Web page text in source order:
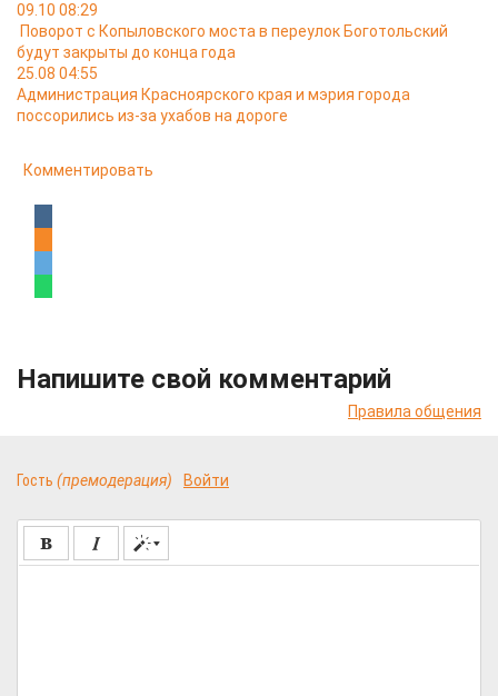
09.10 08:29
Поворот с Копыловского моста в переулок Боготольский
будут закрыты до конца года
25.08 04:55
Администрация Красноярского края и мэрия города
поссорились из-за ухабов на дороге
Комментировать
Напишите свой комментарий
Правила общения
Гость (премодерация) Войти